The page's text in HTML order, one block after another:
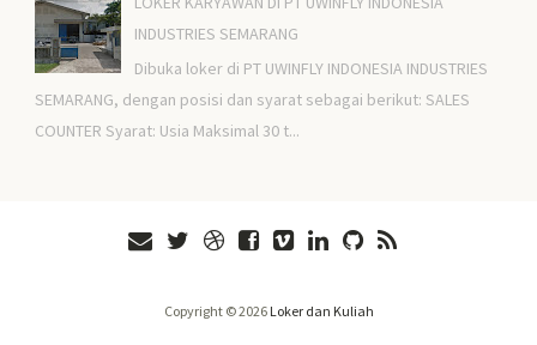
INDUSTRIES SEMARANG
Dibuka loker di PT UWINFLY INDONESIA INDUSTRIES
SEMARANG, dengan posisi dan syarat sebagai berikut: SALES
COUNTER Syarat: Usia Maksimal 30 t...
Copyright ©2026 Loker dan Kuliah